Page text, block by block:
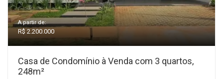
A partir de:
R$ 2.200.000
Casa de Condomínio à Venda com 3 quartos,
248m²